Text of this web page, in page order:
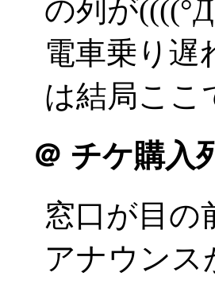
の列が
電車乗り遅
は結局こ
＠ チケ購入
窓口が目の
アナウンス